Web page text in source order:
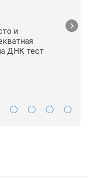
и
ДНК тест